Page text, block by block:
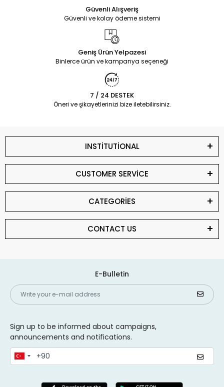
Güvenli Alışveriş
Güvenli ve kolay ödeme sistemi
Geniş Ürün Yelpazesi
Binlerce ürün ve kampanya seçeneği
7 / 24 DESTEK
Öneri ve şikayetlerinizi bize iletebilirsiniz.
INSTİTUTİONAL
CUSTOMER SERVİCE
CATEGORİES
CONTACT US
E-Bulletin
Sign up to be informed about campaigns,
announcements and notifications.